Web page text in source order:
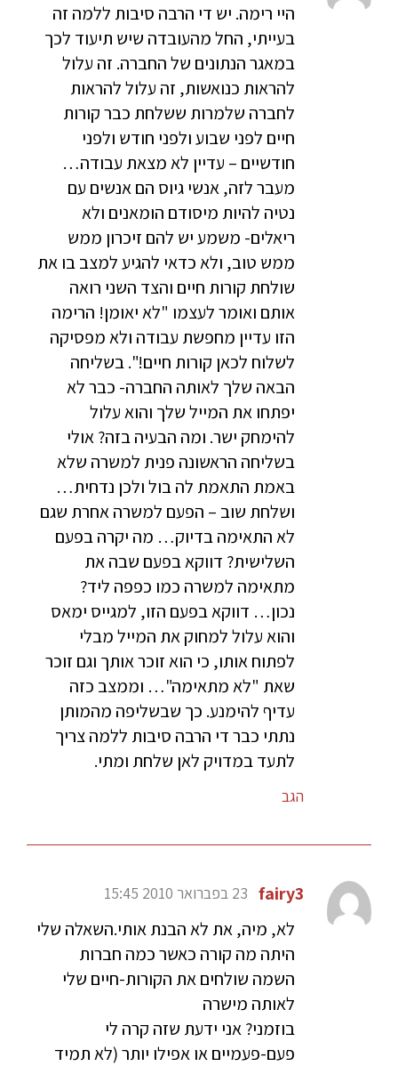
היי רימה. יש די הרבה סיבות ללמה זה
בעייתי, החל מהעובדה שיש תיעוד לכך
במאגר הנתונים של החברה. זה עלול
להראות כנואשות, זה עלול להראות
לחברה שלמרות ששלחת כבר קורות
חיים לפני שבוע ולפני חודש ולפני
חודשיים – עדיין לא מצאת עבודה…
מעבר לזה, אנשי גיוס הם אנשים עם
נטיה להיות מיסודם הומאנים ולא
ריאלים- משמע יש להם זיכרון ממש
ממש טוב, ולא כדאי להגיע למצב בו את
שולחת קורות חיים והצד השני רואה
אותם ואומר לעצמו "לא יאומן! הרימה
הזו עדיין מחפשת עבודה ולא מפסיקה
לשלוח לכאן קורות חיים!". בשליחה
הבאה שלך לאותה החברה- כבר לא
יפתחו את המייל שלך והוא עלול
להימחק ישר. ומה הבעיה בזה? אולי
בשליחה הראשונה פנית למשרה שלא
באמת התאמת לה בול ולכן נדחית…
ושלחת שוב – הפעם למשרה אחרת שגם
לא התאימה בדיוק… מה יקרה בפעם
השלישית? דווקא בפעם שבה את
מתאימה למשרה כמו כפפה ליד?
נכון… דווקא בפעם הזו, למגייס ימאס
והוא עלול למחוק את המייל מבלי
לפתוח אותו, כי הוא זוכר אותך וגם זוכר
שאת "לא מתאימה"… וממצב כזה
עדיף להימנע. כך שבשליפה מהמותן
נתתי כבר די הרבה סיבות ללמה צריך
לתעד במדויק לאן שלחת ומתי.
הגב
fairy3 23 בפברואר 2010 15:45
לא, מיה, את לא הבנת אותי.השאלה שלי
היתה מה קורה כאשר כמה חברות
השמה שולחים את הקורות-חיים שלי
לאותה מישרה
בוזמני? אני ידעת שזה קרה לי
פעם-פעמיים או אפילו יותר (לא תמיד